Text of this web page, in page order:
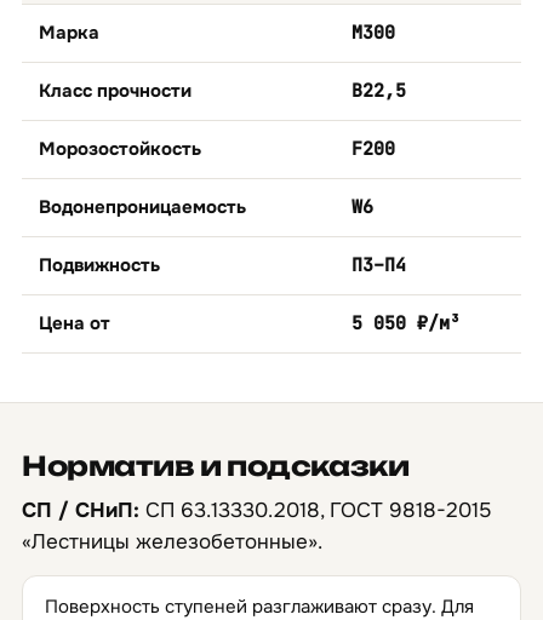
Марка М300
Класс прочности B22,5
Морозостойкость F200
Водонепроницаемость W6
Подвижность П3–П4
Цена от 5 050 ₽/м³
Норматив и подсказки
СП / СНиП: СП 63.13330.2018, ГОСТ 9818-2015
«Лестницы железобетонные».
Поверхность ступеней разглаживают сразу. Для